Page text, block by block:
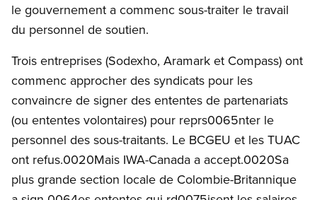
le gouvernement a commenc sous-traiter le travail
du personnel de soutien.
Trois entreprises (Sodexho, Aramark et Compass) ont
commenc approcher des syndicats pour les
convaincre de signer des ententes de partenariats
(ou ententes volontaires) pour reprs0065nter le
personnel des sous-traitants. Le BCGEU et les TUAC
ont refus.0020Mais IWA-Canada a accept.0020Sa
plus grande section locale de Colombie-Britannique